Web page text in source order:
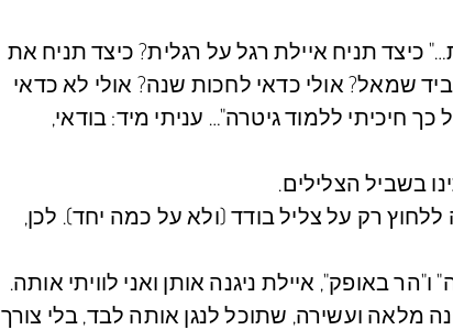
תניח איילת רגל על רגלית? כיצד תניח את
שמאל? אולי כדאי לחכות שנה? אולי לא כדאי
חיכיתי ללמוד גיטרה"… עניתי מיד: בודאי,
בשביל הצלילים.
רק על צליל בודד (ולא על כמה יחד). לכן,
באופק", איילת ניגנה אותן ואני לוויתי אותה.
מלאה ועשירה, שתוכל לנגן אותה לבד, בלי צורך